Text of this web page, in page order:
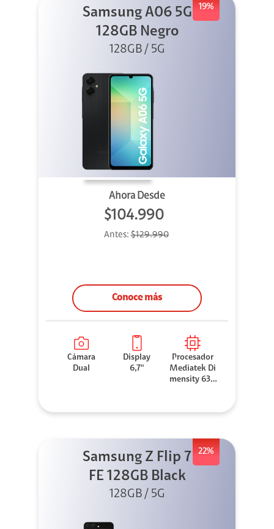
19%
Samsung A06 5G
128GB Negro
128GB / 5G
Ahora Desde
$104.990
Antes:$129.990
Conoce más
Cámara
Dual
Display
6,7"
Procesador
Mediatek Di
mensity 630
22%
Samsung Z Flip 7
FE 128GB Black
128GB / 5G